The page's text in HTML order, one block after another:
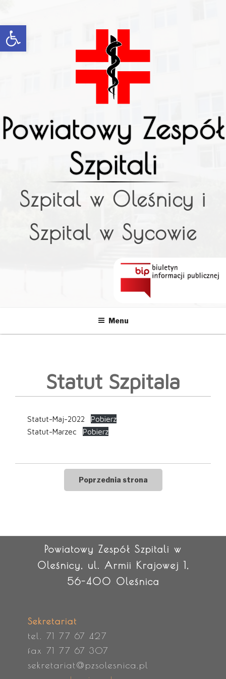
Open toolbar
Powiatowy Zespół
Szpitali
Szpital w Oleśnicy i
Szpital w Sycowie
Menu
Statut Szpitala
Statut-Maj-2022
Pobierz
Statut-Marzec
Pobierz
Powiatowy Zespół Szpitali w
Oleśnicy, ul. Armii Krajowej 1,
56-400 Oleśnica
Sekretariat
tel. 71 77 67 427
fax 71 77 67 307
sekretariat@pzsolesnica.pl